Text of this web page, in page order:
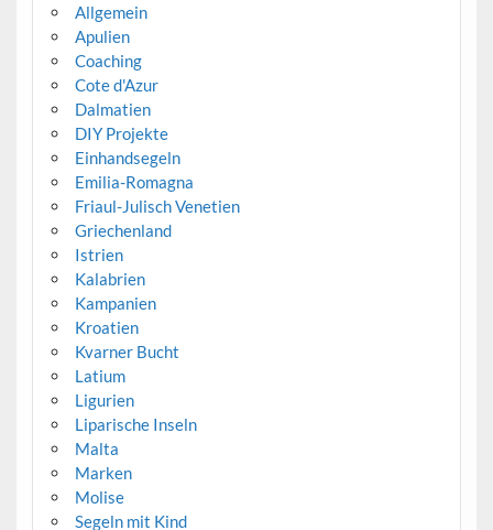
Allgemein
Apulien
Coaching
Cote d'Azur
Dalmatien
DIY Projekte
Einhandsegeln
Emilia-Romagna
Friaul-Julisch Venetien
Griechenland
Istrien
Kalabrien
Kampanien
Kroatien
Kvarner Bucht
Latium
Ligurien
Liparische Inseln
Malta
Marken
Molise
Segeln mit Kind